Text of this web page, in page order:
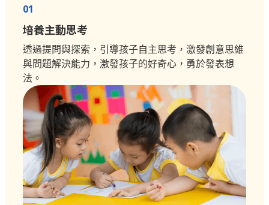
01
培養主動思考
透過提問與探索，引導孩子自主思考，激發創意思維
與問題解決能力，激發孩子的好奇心，勇於發表想
法。